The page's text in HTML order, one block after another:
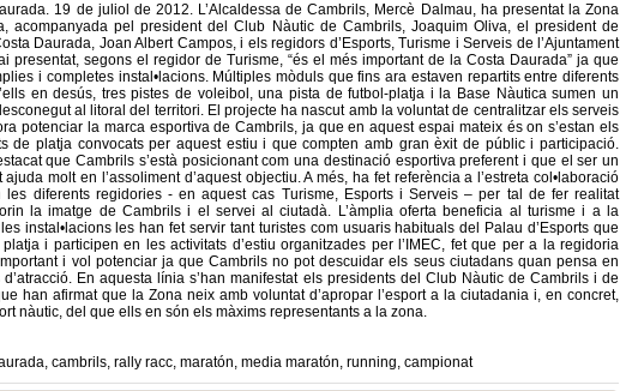
19 de juliol de 2012. L’Alcaldessa de Cambrils, Mercè Dalmau, ha presentat la Zona
acompanyada pel president del Club Nàutic de Cambrils, Joaquim Oliva, el president de
Daurada, Joan Albert Campos, i els regidors d’Esports, Turisme i Serveis de l’Ajuntament
presentat, segons el regidor de Turisme, “és el més important de la Costa Daurada” ja que
i completes instal•lacions. Múltiples mòduls que fins ara estaven repartits entre diferents
en desús, tres pistes de voleibol, una pista de futbol-platja i la Base Nàutica sumen un
al litoral del territori. El projecte ha nascut amb la voluntat de centralitzar els serveis
potenciar la marca esportiva de Cambrils, ja que en aquest espai mateix és on s’estan els
de platja convocats per aquest estiu i que compten amb gran èxit de públic i participació.
que Cambrils s’està posicionant com una destinació esportiva preferent i que el ser un
molt en l’assoliment d’aquest objectiu. A més, ha fet referència a l’estreta col•laboració
les diferents regidories - en aquest cas Turisme, Esports i Serveis – per tal de fer realitat
la imatge de Cambrils i el servei al ciutadà. L’àmplia oferta beneficia al turisme i a la
instal•lacions les han fet servir tant turistes com usuaris habituals del Palau d’Esports que
i participen en les activitats d’estiu organitzades per l’IMEC, fet que per a la regidoria
i vol potenciar ja que Cambrils no pot descuidar els seus ciutadans quan pensa en
En aquesta línia s’han manifestat els presidents del Club Nàutic de Cambrils i de
han afirmat que la Zona neix amb voluntat d’apropar l’esport a la ciutadania i, en concret,
nàutic, del que ells en són els màxims representants a la zona.
, cambrils, rally racc, maratón, media maratón, running, campionat